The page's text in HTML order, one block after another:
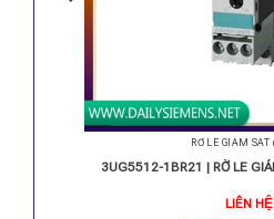
RỜ LE GIÁM SÁT
3UG5512-1BR21 | RỜ LE
LIÊN HỆ